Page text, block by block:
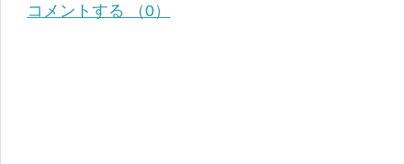
コメントする （0）